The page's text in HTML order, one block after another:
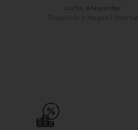
Justin Alexander
Disponible à Nogent/Marne